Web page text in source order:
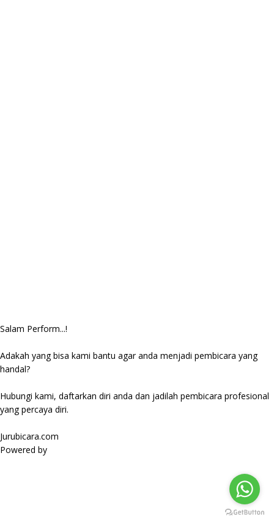
Salam Perform...!
Adakah yang bisa kami bantu agar anda menjadi pembicara yang
handal?
Hubungi kami, daftarkan diri anda dan jadilah pembicara profesional
yang percaya diri.
Jurubicara.com
Powered by